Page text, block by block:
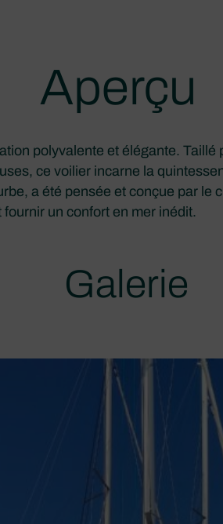
Aperçu
polyvalente et élégante. Taillé
ce voilier incarne la
a été pensée et conçue par le
un confort en mer inédit.
Galerie